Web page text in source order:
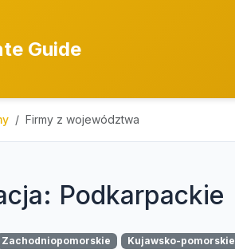
Guide
Firmy z województwa
Podkarpackie
Zachodniopomorskie Kujawsko-pomorskie